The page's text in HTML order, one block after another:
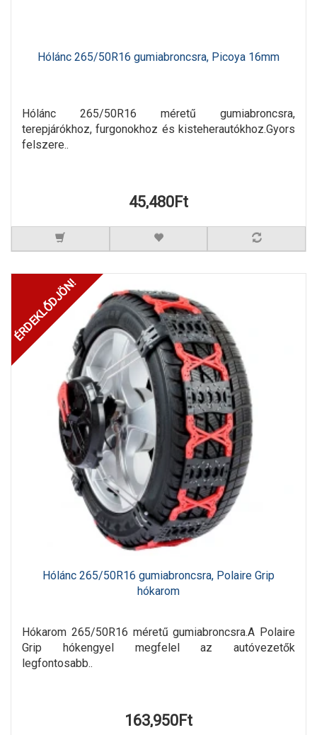
Hólánc 265/50R16 gumiabroncsra, Picoya 16mm
Hólánc 265/50R16 méretű gumiabroncsra,
terepjárókhoz, furgonokhoz és kisteherautókhoz.Gyors
felszere..
45,480Ft
ÉRDEKLŐDJÖN!
Hólánc 265/50R16 gumiabroncsra, Polaire Grip
hókarom
Hókarom 265/50R16 méretű gumiabroncsra.A Polaire
Grip hókengyel megfelel az autóvezetők
legfontosabb..
163,950Ft